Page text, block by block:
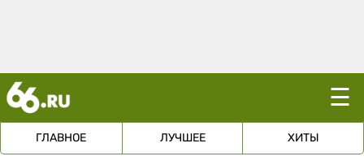
☰
ГЛАВНОЕ ЛУЧШЕЕ ХИТЫ